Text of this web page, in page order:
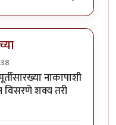
संदीप नाकापाशी
विसरणे शक्य तरी